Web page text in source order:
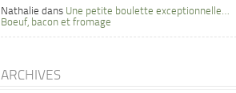
Nathalie dans Une petite boulette exceptionnelle…
Boeuf, bacon et fromage
ARCHIVES